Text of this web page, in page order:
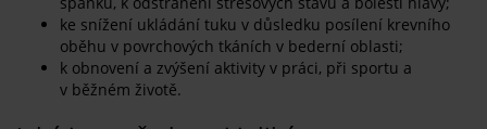
ke snížení ukládání tuku v důsledku posílení krevního
oběhu v povrchových tkáních v bederní oblasti;
k obnovení a zvýšení aktivity v práci, při sportu a
v běžném životě.